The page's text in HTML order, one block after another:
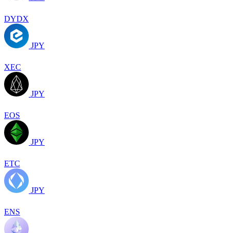
DYDX
JPY
XEC
JPY
EOS
JPY
ETC
JPY
ENS